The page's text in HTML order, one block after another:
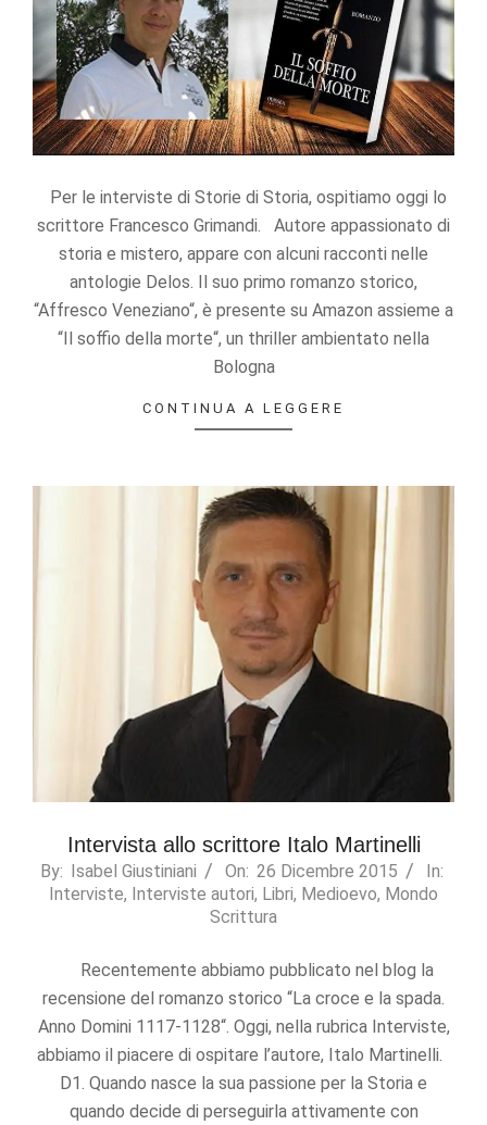
Per le interviste di Storie di Storia, ospitiamo oggi lo
scrittore Francesco Grimandi. Autore appassionato di
storia e mistero, appare con alcuni racconti nelle
antologie Delos. Il suo primo romanzo storico,
“Affresco Veneziano“, è presente su Amazon assieme a
“Il soffio della morte“, un thriller ambientato nella
Bologna
CONTINUA A LEGGERE
Intervista allo scrittore Italo Martinelli
2015-
12-
By: Isabel Giustiniani On: 26 Dicembre 2015
In:
Interviste, Interviste autori, Libri, Medioevo, Mondo
Scrittura
Recentemente abbiamo pubblicato nel blog la
recensione del romanzo storico “La croce e la spada.
Anno Domini 1117-1128“. Oggi, nella rubrica Interviste,
abbiamo il piacere di ospitare l’autore, Italo Martinelli.
D1. Quando nasce la sua passione per la Storia e
quando decide di perseguirla attivamente con
Statistics
In order for
us to
improve the
website's
functionality
and
based on
how the
used.
Experience
interests
and
you visit our
site, you
increase the
chance of
content and